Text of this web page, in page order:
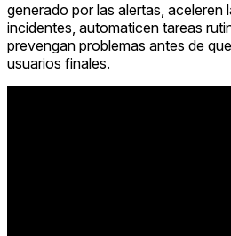
generado por las alertas, aceleren
incidentes, automaticen tareas
prevengan problemas antes de
usuarios finales.